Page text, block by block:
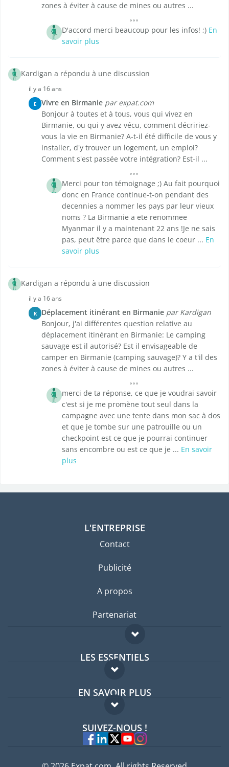
zones à éviter à cause de mines ou autres ...
D'accord merci beaucoup pour les infos! ;) En
savoir plus
Kardigan a répondu à une discussion
il y a 16 ans
E Vivre en Birmanie par expat.com
Bonjour à toutes et à tous, vous qui vivez en
Birmanie, ou qui y avez vécu, comment décririez-
vous la vie en Birmanie? A-t-il été difficile de vous y
installer, d'y trouver un logement, un emploi?
Comment s'est passée votre intégration? Est-il ...
Merci pour ton témoignage ;) Au fait pourquoi
donc en France continue-t-on pendant des
decennies a nommer les pays par leur vieux
noms ? La Birmanie a ete renommee
Myanmar il y a maintenant 22 ans !Je ne sais
pas, peut être parce que dans le coeur ... En
savoir plus
Kardigan a répondu à une discussion
il y a 16 ans
K Déplacement itinérant en Birmanie par Kardigan
Bonjour, j'ai différentes question relative au
déplacement itinérant en Birmanie: Le camping
sauvage est il autorisé? Est il envisageable de
camper en Birmanie (camping sauvage)? Y a t'il des
zones à éviter à cause de mines ou autres ...
merci de ta réponse, ce que je voudrai savoir
c'est si je me promène tout seul dans la
campagne avec une tente dans mon sac à dos
et que je tombe sur une patrouille ou un
checkpoint est ce que je pourrai continuer
sans encombre ou est ce que je ... En savoir
plus
L'ENTREPRISE
Contact
Publicité
A propos
Partenariat
LES ESSENTIELS
Forum expatriés
Guides pays
EN SAVOIR PLUS
FAQ
Experts
SUIVEZ-NOUS !